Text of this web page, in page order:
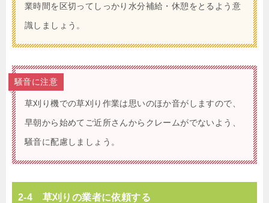
業時間を区切ってしっかり水分補給・休憩をとるよう意
識しましょう。
騒音に注意
草刈り機での草刈り作業は思いのほか音がしますので、
早朝から始めてご近所さんからクレームがでないよう、
騒音に配慮しましょう。
2-4 草刈りの業者に依頼する